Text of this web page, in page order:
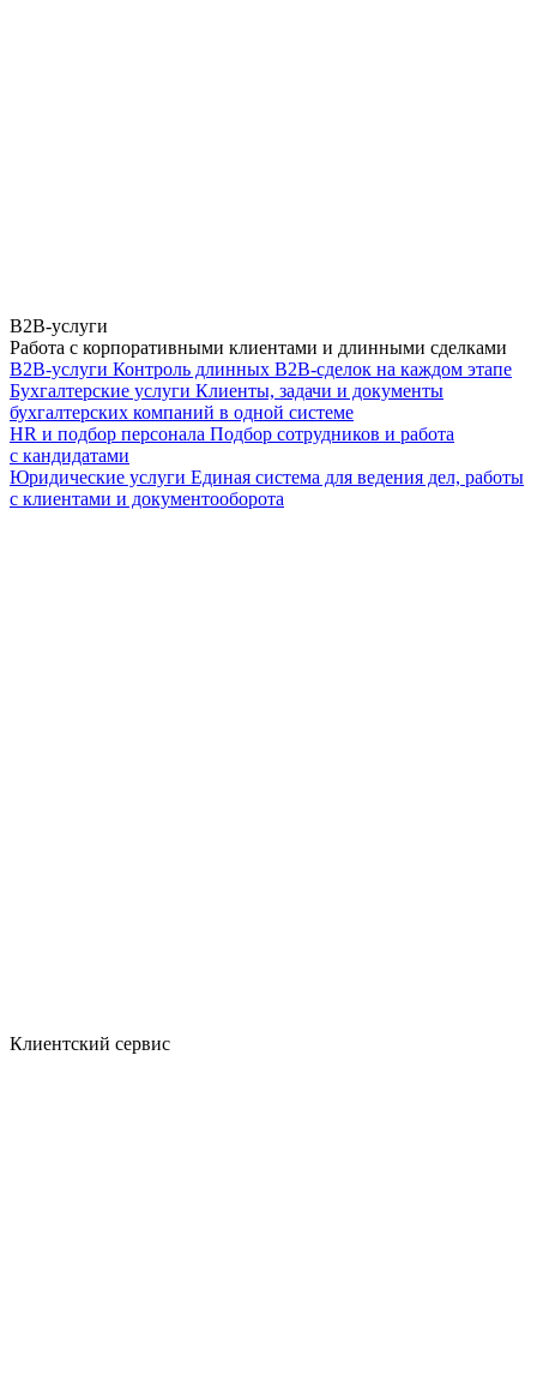
B2B-услуги
Работа с корпоративными клиентами и длинными сделками
B2B-услуги Контроль длинных B2B-сделок на каждом этапе
Бухгалтерские услуги Клиенты, задачи и документы
бухгалтерских компаний в одной системе
HR и подбор персонала Подбор сотрудников и работа
с кандидатами
Юридические услуги Единая система для ведения дел, работы
с клиентами и документооборота
Клиентский сервис